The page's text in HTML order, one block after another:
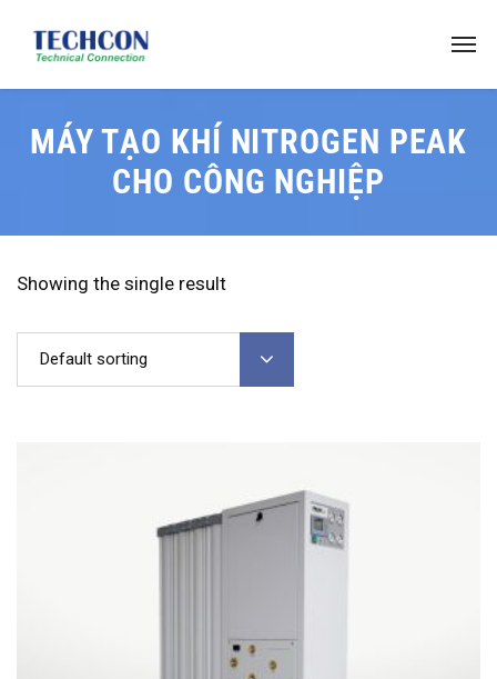
MÁY TẠO KHÍ NITROGEN PEAK
CHO CÔNG NGHIỆP
Showing the single result
Default sorting